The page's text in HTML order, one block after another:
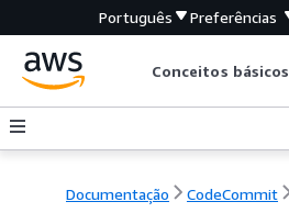
Português Preferências
Conceitos básicos
Documentação CodeCommit